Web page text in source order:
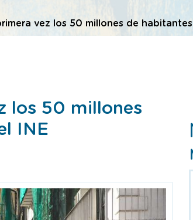
vez los 50 millones de
los 50 millones
INE